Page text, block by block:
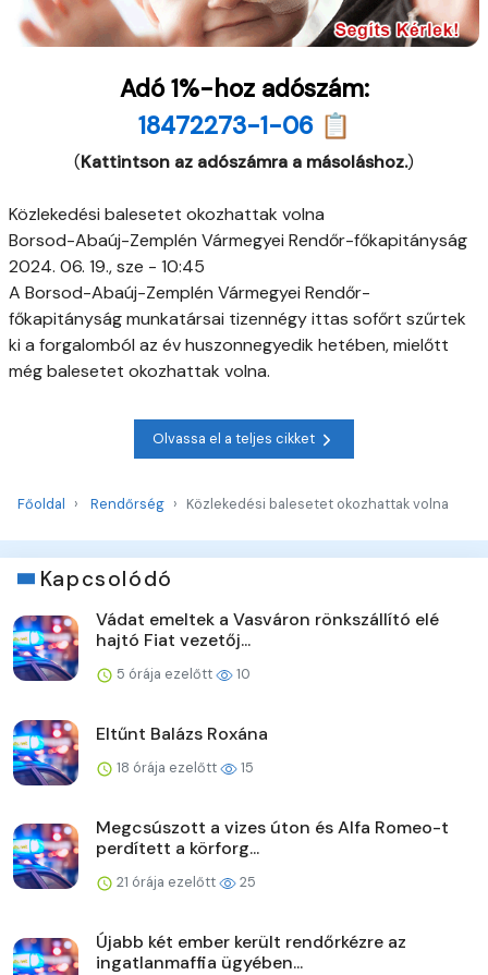
Adó 1%-hoz adószám:
18472273-1-06 📋
(Kattintson az adószámra a másoláshoz.)
Közlekedési balesetet okozhattak volna
Borsod-Abaúj-Zemplén Vármegyei Rendőr-főkapitányság
2024. 06. 19., sze - 10:45
A Borsod-Abaúj-Zemplén Vármegyei Rendőr-
főkapitányság munkatársai tizennégy ittas sofőrt szűrtek
ki a forgalomból az év huszonnegyedik hetében, mielőtt
még balesetet okozhattak volna.
Olvassa el a teljes cikket
Főoldal Rendőrség Közlekedési balesetet okozhattak volna
Kapcsolódó
Vádat emeltek a Vasváron rönkszállító elé
hajtó Fiat vezetőj...
5 órája ezelőtt 10
Eltűnt Balázs Roxána
18 órája ezelőtt 15
Megcsúszott a vizes úton és Alfa Romeo-t
perdített a körforg...
21 órája ezelőtt 25
Újabb két ember került rendőrkézre az
ingatlanmaffia ügyében...